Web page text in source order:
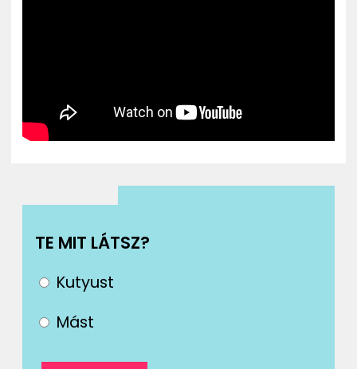
ADATKEZELÉSI TÁJÉKOZTATÓ
TE MIT LÁTSZ?
Kutyust
Mást